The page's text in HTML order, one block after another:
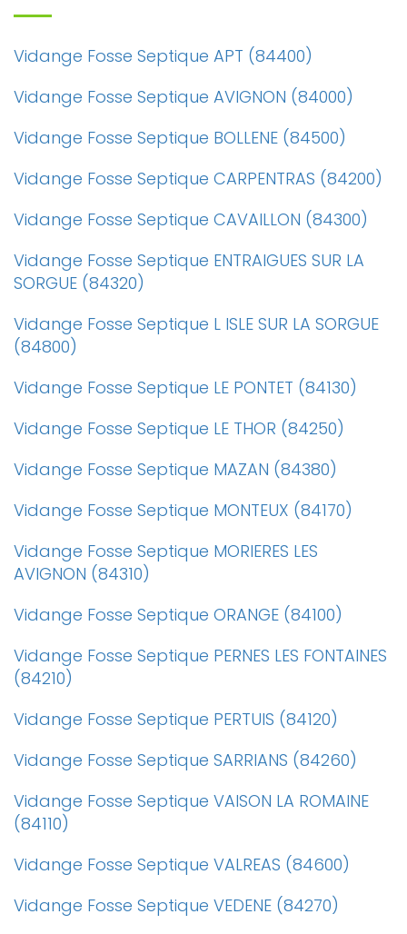
Vidange Fosse Septique APT (84400)
Vidange Fosse Septique AVIGNON (84000)
Vidange Fosse Septique BOLLENE (84500)
Vidange Fosse Septique CARPENTRAS (84200)
Vidange Fosse Septique CAVAILLON (84300)
Vidange Fosse Septique ENTRAIGUES SUR LA
SORGUE (84320)
Vidange Fosse Septique L ISLE SUR LA SORGUE
(84800)
Vidange Fosse Septique LE PONTET (84130)
Vidange Fosse Septique LE THOR (84250)
Vidange Fosse Septique MAZAN (84380)
Vidange Fosse Septique MONTEUX (84170)
Vidange Fosse Septique MORIERES LES
AVIGNON (84310)
Vidange Fosse Septique ORANGE (84100)
Vidange Fosse Septique PERNES LES FONTAINES
(84210)
Vidange Fosse Septique PERTUIS (84120)
Vidange Fosse Septique SARRIANS (84260)
Vidange Fosse Septique VAISON LA ROMAINE
(84110)
Vidange Fosse Septique VALREAS (84600)
Vidange Fosse Septique VEDENE (84270)